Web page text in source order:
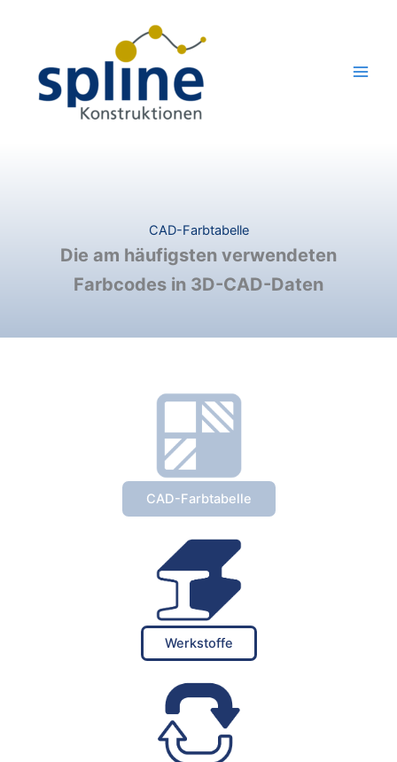
CAD-Farbtabelle
Die am häufigsten verwendeten
Farbcodes in 3D-CAD-Daten
CAD-Farbtabelle
Werkstoffe